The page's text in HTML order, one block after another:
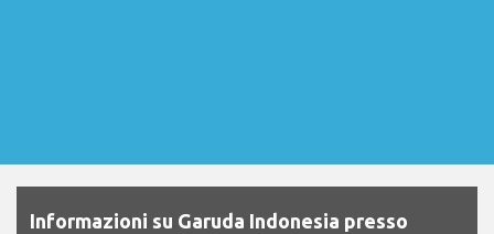
Informazioni su Garuda Indonesia presso